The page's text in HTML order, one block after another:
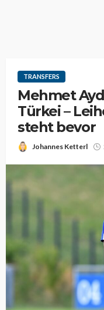
TRANSFERS
Mehmet
Türkei –
steht bevor
Johannes Ketterl